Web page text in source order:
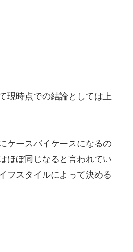
現時点での結論としては上
ケースバイケースになるの
ほぼ同じなると言われてい
フスタイルによって決める